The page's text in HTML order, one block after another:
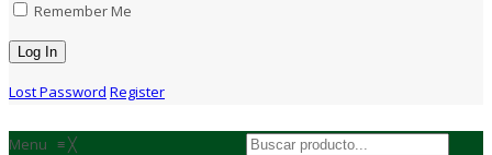
Remember Me
Lost Password Register
Menu ≡╳